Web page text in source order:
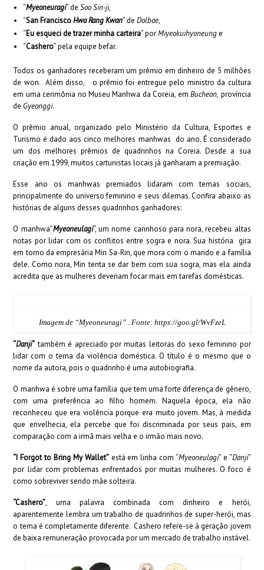
“Myeoneuragi” deSoo Sin-ji,
“San FranciscoHwa Rang Kwan” deDolbae,
“Eu esqueci de trazer minha carteira” porMiyeokuihyoneunge
“Cashero” pela equipe befar.
Todos os ganhadores receberam um prêmio em dinheiro de 5 milhões
de won. Além disso, o prêmio foi entregue pelo ministro da cultura
em uma cerimônia no Museu Manhwa da Coreia, emBucheon, província
de Gyeonggi.
O prêmio anual, organizado pelo Ministério da Cultura, Esportes e
Turismo é dado aos cinco melhores manhwas do ano. É considerado
um dos melhores prêmios de quadrinhos na Coreia. Desde a sua
criação em 1999, muitos cartunistas locais já ganharam a premiação.
Esse ano os manhwas premiados lidaram com temas sociais,
principalmente do universo feminino e seus dilemas. Confira abaixo as
histórias de alguns desses quadrinhos ganhadores:
O manhwa”Myeoneulagi“, um nome carinhoso para nora, recebeu altas
notas por lidar com os conflitos entre sogra e nora. Sua história gira
em torno da empresária Min Sa-Rin, que mora com o marido e a família
dele. Como nora, Min tenta se dar bem com sua sogra, mas ela ainda
acredita que as mulheres deveriam focar mais em tarefas domésticas.
Imagem de “Myeoneuragi” . Fonte: https://goo.gl/WvFzeL
“Danji“ também é apreciado por muitas leitoras do sexo feminino por
lidar com o tema da violência doméstica. O título é o mesmo que o
nome da autora, pois o quadrinho é uma autobiografia.
O manhwa é sobre uma família que tem uma forte diferença de gênero,
com uma preferência ao filho homem. Naquela época, ela não
reconheceu que era violência porque era muito jovem. Mas, à medida
que envelhecia, ela percebe que foi discriminada por seus pais, em
comparação com a irmã mais velha e o irmão mais novo.
“I Forgot to Bring My Wallet”está em linha com “Myeoneulagi” e “Danji”
por lidar com problemas enfrentados por muitas mulheres. O foco é
como sobreviver sendo mãe solteira.
“Cashero”, uma palavra combinada com dinheiro e herói,
aparentemente lembra um trabalho de quadrinhos de super-herói, mas
o tema é completamente diferente. Cashero refere-se à geração jovem
de baixa remuneração provocada por um mercado de trabalho instável.